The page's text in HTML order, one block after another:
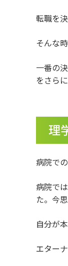
転職を
そんな
一番の
をさら
理
病院で
病院で
た。今
自分が
エター